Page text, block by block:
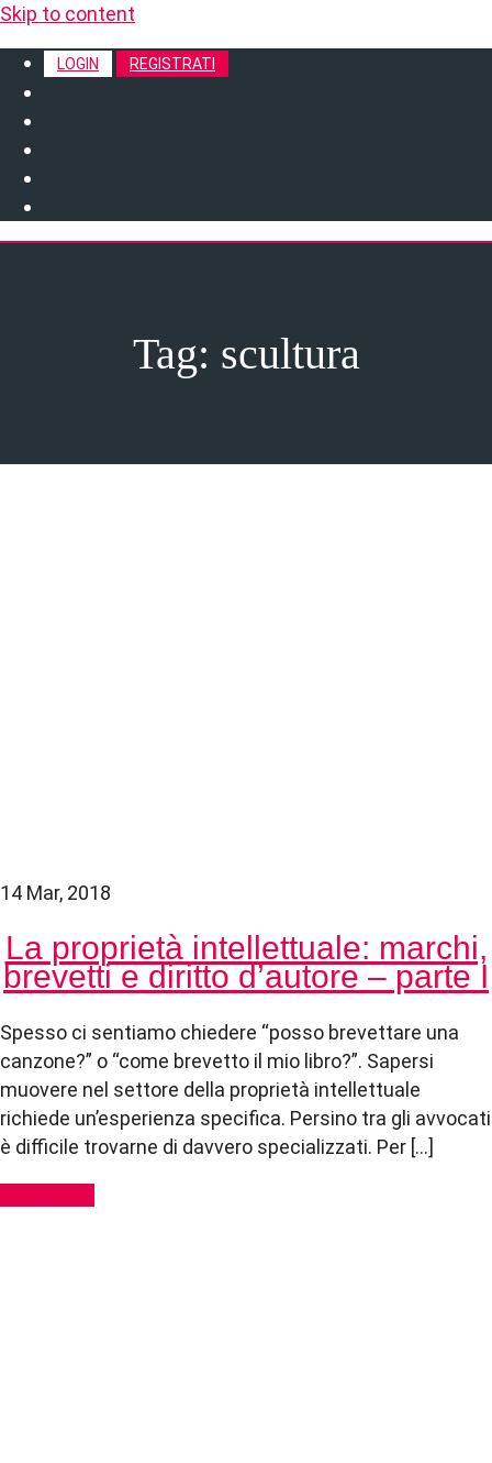
Skip to content
LOGIN REGISTRATI
Tag: scultura
14 Mar, 2018
La proprietà intellettuale: marchi,
brevetti e diritto d’autore – parte I
Spesso ci sentiamo chiedere “posso brevettare una
canzone?” o “come brevetto il mio libro?”. Sapersi
muovere nel settore della proprietà intellettuale
richiede un’esperienza specifica. Persino tra gli avvocati
è difficile trovarne di davvero specializzati. Per […]